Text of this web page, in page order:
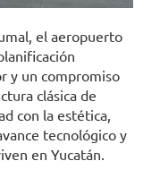
el aeropuerto
y un compromiso
clásica de
con la estética,
tecnológico y
en Yucatán.